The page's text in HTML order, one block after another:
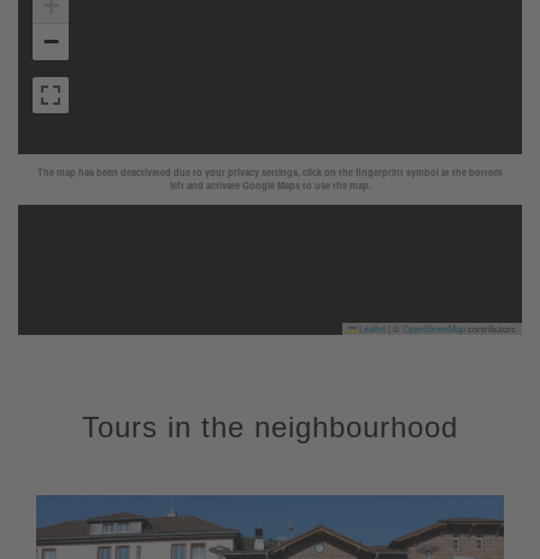
The map has been deactivated due to your privacy settings, click on the fingerprint symbol at the bottom
left and activate Google Maps to use the map.
−
Leaflet OpenStreetMapcontributors
Tours in the neighbourhood